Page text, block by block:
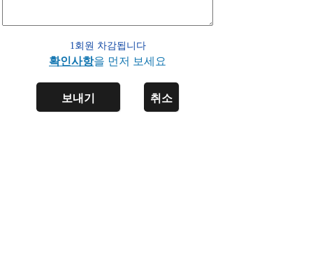
1회원 차감됩니다
확인사항을 먼저 보세요